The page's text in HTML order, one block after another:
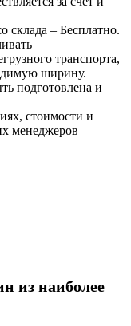
склада – Бесплатно.
транспорта,
ширину.
подготовлена и
стоимости и
менеджеров
из наиболее